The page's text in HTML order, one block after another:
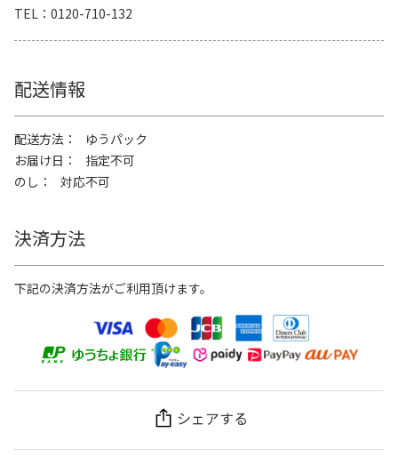
TEL
0120-710-132
配送情報
配送方法
ゆうパック
お届け日
指定不可
のし
対応不可
決済方法
下記の決済方法がご利用頂けます。
シェアする